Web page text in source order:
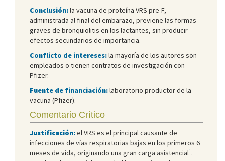
Conclusión:la vacuna de proteína VRS pre-F,
administrada al final del embarazo, previene las formas
graves de bronquiolitis en los lactantes, sin producir
efectos secundarios de importancia.
Conflicto de intereses:la mayoría de los autores son
empleados o tienen contratos de investigación con
Pfizer.
Fuente de financiación:laboratorio productor de la
vacuna (Pfizer).
Comentario Crítico
Justificación:el VRS es el principal causante de
infecciones de vías respiratorias bajas en los primeros 6
meses de vida, originando una gran carga asistencial1.